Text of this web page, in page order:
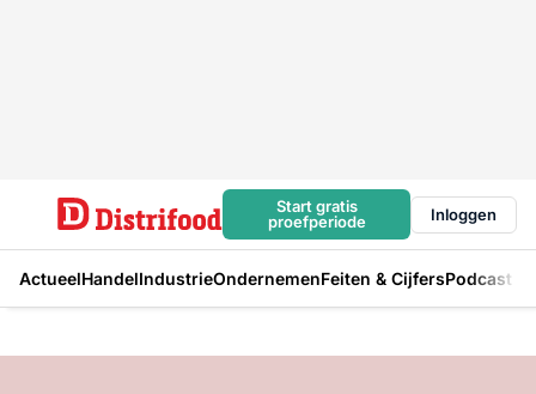
Start gratis
proefperiode
Inloggen
ActueelHandelIndustrieOndernemenFeiten & CijfersPodcast